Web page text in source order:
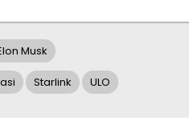
Musk
Starlink ULO